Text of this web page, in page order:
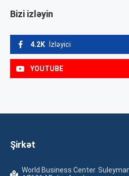
Bizi izləyin
4.2K İzləyici
YOUTUBE
Şirkət
World Business Center.